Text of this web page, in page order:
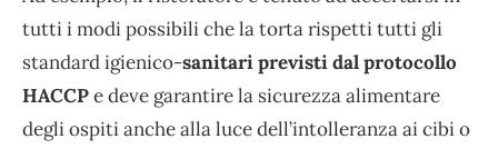
tutti i modi possibili che la torta rispetti tutti gli
standard igienico-sanitari previsti dal protocollo
HACCPe deve garantire la sicurezza alimentare
degli ospiti anche alla luce dell’intolleranza ai cibi o